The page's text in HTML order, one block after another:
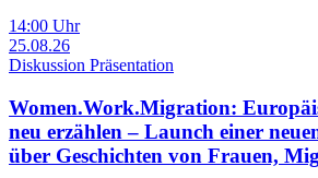
14:00 Uhr
25.08.26
Diskussion Präsentation
Women.Work.Migration:
neu erzählen – Launch einer
über Geschichten von Frauen,